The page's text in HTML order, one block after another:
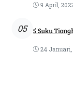
9 April,
05 5 Suku
24 Januari,